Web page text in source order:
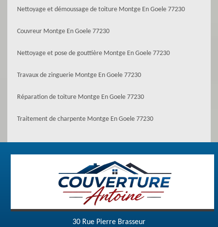
Nettoyage et démoussage de toiture Montge En Goele 77230
Couvreur Montge En Goele 77230
Nettoyage et pose de gouttière Montge En Goele 77230
Travaux de zinguerie Montge En Goele 77230
Réparation de toiture Montge En Goele 77230
Traitement de charpente Montge En Goele 77230
30 Rue Pierre Brasseur